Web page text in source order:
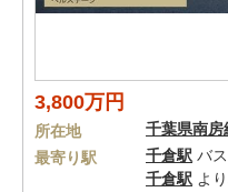
3,800万円
所在地 千葉県南房
最寄り駅
千倉駅 バ
千倉駅 よ